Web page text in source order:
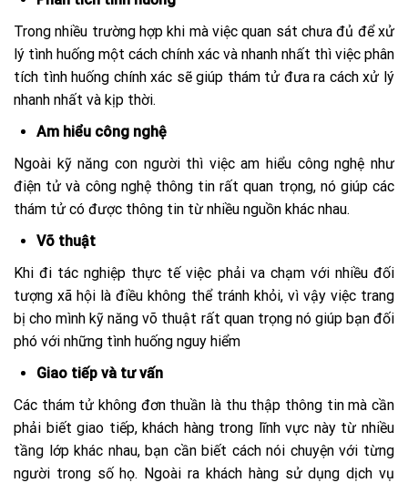
Trong nhiều trường hợp khi mà việc quan sát chưa đủ để xử
lý tình huống một cách chính xác và nhanh nhất thì việc phân
tích tình huống chính xác sẽ giúp thám tử đưa ra cách xử lý
nhanh nhất và kịp thời.
Am hiểu công nghệ
Ngoài kỹ năng con người thì việc am hiểu công nghệ như
điện tử và công nghệ thông tin rất quan trọng, nó giúp các
thám tử có được thông tin từ nhiều nguồn khác nhau.
Võ thuật
Khi đi tác nghiệp thực tế việc phải va chạm với nhiều đối
tượng xã hội là điều không thể tránh khỏi, vì vậy việc trang
bị cho mình kỹ năng võ thuật rất quan trọng nó giúp bạn đối
phó với những tình huống nguy hiểm
Giao tiếp và tư vấn
Các thám tử không đơn thuần là thu thập thông tin mà cần
phải biết giao tiếp, khách hàng trong lĩnh vực này từ nhiều
tầng lớp khác nhau, bạn cần biết cách nói chuyện với từng
người trong số họ. Ngoài ra khách hàng sử dụng dịch vụ